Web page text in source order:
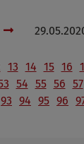
13 14 15 16
54 55 56 57
93 94 95 96